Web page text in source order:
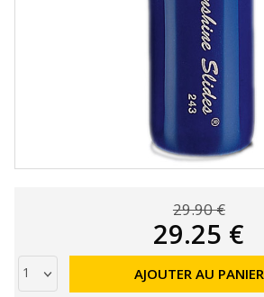
29.90 €
29.25 €
AJOUTER AU PANIER